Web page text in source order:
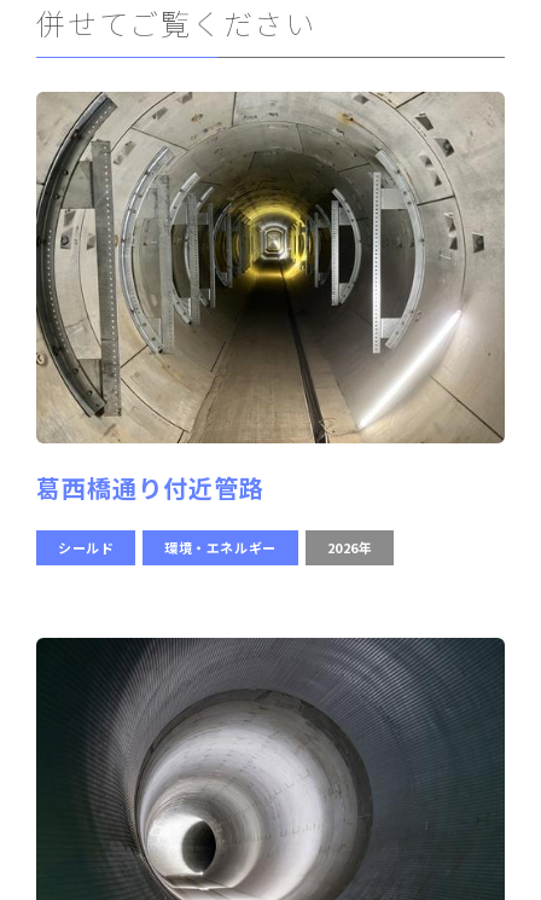
併せてご覧ください
葛西橋通り付近管路
シールド 環境・エネルギー 2026年